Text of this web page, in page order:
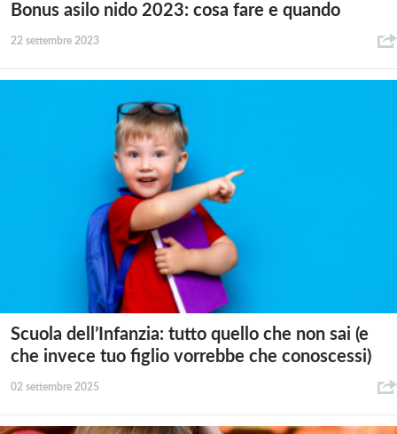
Bonus asilo nido 2023: cosa fare e quando
22 settembre 2023
Scuola dell’Infanzia: tutto quello che non sai (e
che invece tuo figlio vorrebbe che conoscessi)
02 settembre 2025